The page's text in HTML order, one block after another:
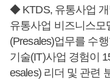
◆ KTDS, 유통사업
유통사업 비즈니스모
(Presales)업무를 수
기술(IT)사업 경험이
esales) 리더 및 관련